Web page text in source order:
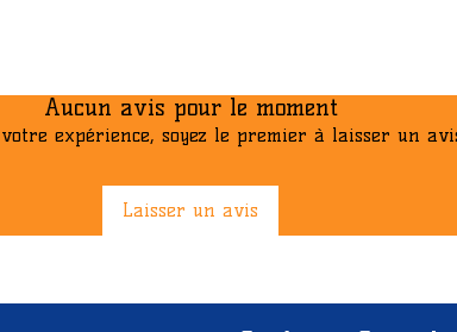
Aucun avis pour le moment
expérience, soyez le premier à laisser un
Laisser un avis